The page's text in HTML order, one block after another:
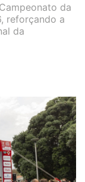
da
reforçando a
da